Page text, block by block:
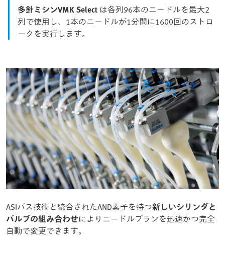
多針ミシンVMK Select は各列96本のニードルを最大2
列で使用し、1本のニードルが1分間に1600回のストロ
ークを実行します。
ASIバス技術と統合されたAND素子を持つ新しいシリンダと
バルブの組み合わせによりニードルプランを迅速かつ完全
自動で変更できます。